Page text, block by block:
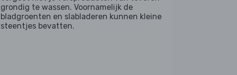
grondig te wassen. Voornamelijk de
bladgroenten en slabladeren kunnen kleine
steentjes bevatten.